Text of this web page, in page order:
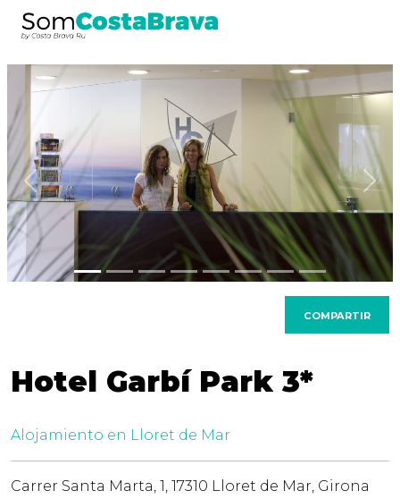
Anterior
Hotel Garbí Park 3*
Alojamiento en Lloret de Mar
Carrer Santa Marta, 1, 17310 Lloret de Mar, Girona
COMPARTIR